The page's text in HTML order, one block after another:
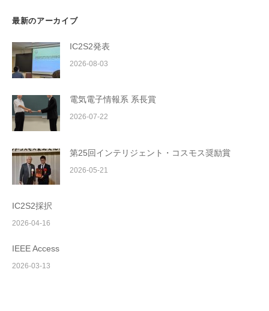
最新のアーカイブ
IC2S2発表
2026-08-03
電気電子情報系 系長賞
2026-07-22
第25回インテリジェント・コスモス奨励賞
2026-05-21
IC2S2採択
2026-04-16
IEEE Access
2026-03-13